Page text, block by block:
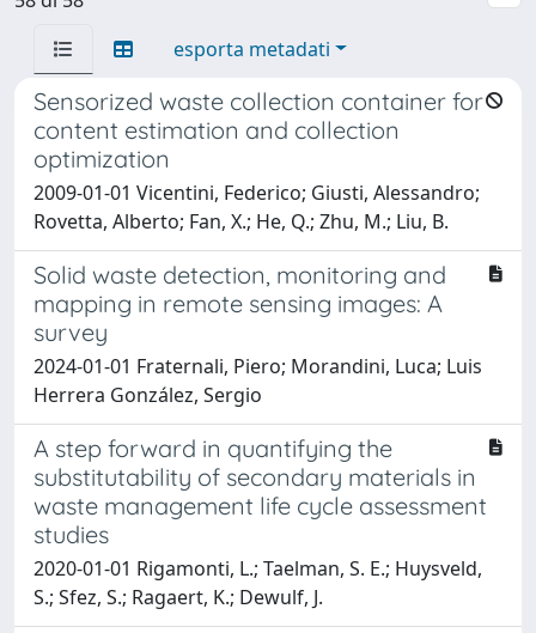
esporta metadati
Sensorized waste collection container for
content estimation and collection
optimization
2009-01-01 Vicentini, Federico; Giusti, Alessandro;
Rovetta, Alberto; Fan, X.; He, Q.; Zhu, M.; Liu, B.
Solid waste detection, monitoring and
mapping in remote sensing images: A
survey
2024-01-01 Fraternali, Piero; Morandini, Luca; Luis
Herrera González, Sergio
A step forward in quantifying the
substitutability of secondary materials in
waste management life cycle assessment
studies
2020-01-01 Rigamonti, L.; Taelman, S. E.; Huysveld,
S.; Sfez, S.; Ragaert, K.; Dewulf, J.